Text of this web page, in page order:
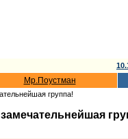
Мр.Поустман
группа!